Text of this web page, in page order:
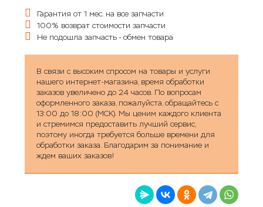
Гарантия от 1 мес. на все запчасти
100% возврат стоимости запчасти
Не подошла запчасть - обмен товара
В связи с высоким спросом на товары и услуги
нашего интернет-магазина, время обработки
заказов увеличено до 24 часов. По вопросам
оформленного заказа, пожалуйста, обращайтесь с
13:00 до 18:00 (МСК). Мы ценим каждого клиента
и стремимся предоставить лучший сервис,
поэтому иногда требуется больше времени для
обработки заказа. Благодарим за понимание и
ждем ваших заказов!